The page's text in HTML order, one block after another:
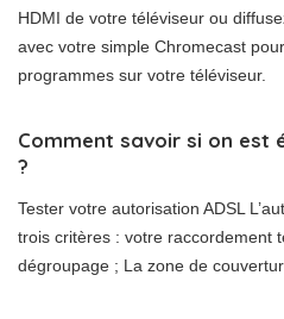
HDMI de votre téléviseur ou
avec votre simple Chromecast
programmes sur votre téléviseur.
Comment savoir si on est
?
Tester votre autorisation ADSL
trois critères : votre raccordement
dégroupage ; La zone de